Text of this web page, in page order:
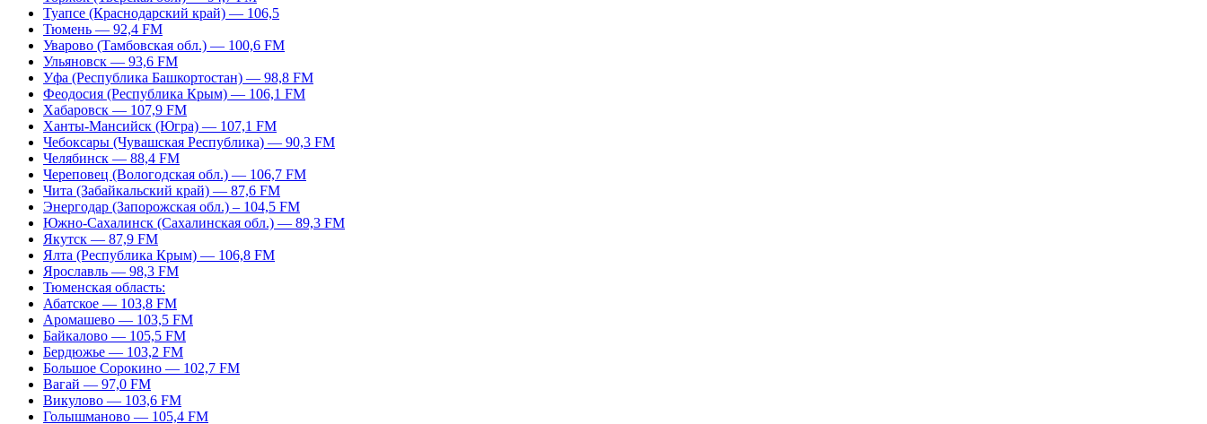
Туапсе (Краснодарский край) — 106,5
Тюмень — 92,4 FM
Уварово (Тамбовская обл.) — 100,6 FM
Ульяновск — 93,6 FM
Уфа (Республика Башкортостан) — 98,8 FM
Феодосия (Республика Крым) — 106,1 FM
Хабаровск — 107,9 FM
Ханты-Мансийск (Югра) — 107,1 FM
Чебоксары (Чувашская Республика) — 90,3 FM
Челябинск — 88,4 FM
Череповец (Вологодская обл.) — 106,7 FM
Чита (Забайкальский край) — 87,6 FM
Энергодар (Запорожская обл.) – 104,5 FM
Южно-Сахалинск (Сахалинская обл.) — 89,3 FM
Якутск — 87,9 FM
Ялта (Республика Крым) — 106,8 FM
Ярославль — 98,3 FM
Тюменская область:
Абатское — 103,8 FM
Аромашево — 103,5 FM
Байкалово — 105,5 FM
Бердюжье — 103,2 FM
Большое Сорокино — 102,7 FM
Вагай — 97,0 FM
Викулово — 103,6 FM
Голышманово — 105,4 FM